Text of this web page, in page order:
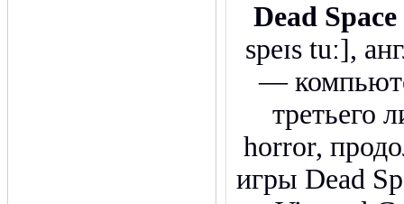
Dead Space
speɪs tuː],
—
третьего
horror,
игры Dead